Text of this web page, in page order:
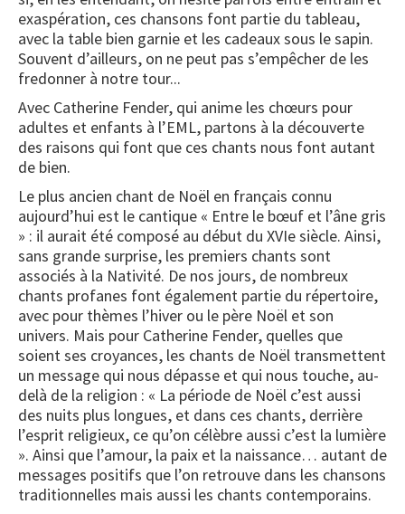
exaspération, ces chansons font partie du tableau,
avec la table bien garnie et les cadeaux sous le sapin.
Souvent d’ailleurs, on ne peut pas s’empêcher de les
fredonner à notre tour...
Avec Catherine Fender, qui anime les chœurs pour
adultes et enfants à l’EML, partons à la découverte
des raisons qui font que ces chants nous font autant
de bien.
Le plus ancien chant de Noël en français connu
aujourd’hui est le cantique « Entre le bœuf et l’âne gris
» : il aurait été composé au début du XVIe siècle. Ainsi,
sans grande surprise, les premiers chants sont
associés à la Nativité. De nos jours, de nombreux
chants profanes font également partie du répertoire,
avec pour thèmes l’hiver ou le père Noël et son
univers. Mais pour Catherine Fender, quelles que
soient ses croyances, les chants de Noël transmettent
un message qui nous dépasse et qui nous touche, au-
delà de la religion : « La période de Noël c’est aussi
des nuits plus longues, et dans ces chants, derrière
l’esprit religieux, ce qu’on célèbre aussi c’est la lumière
». Ainsi que l’amour, la paix et la naissance… autant de
messages positifs que l’on retrouve dans les chansons
traditionnelles mais aussi les chants contemporains.